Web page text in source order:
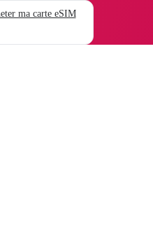
ma carte eSIM